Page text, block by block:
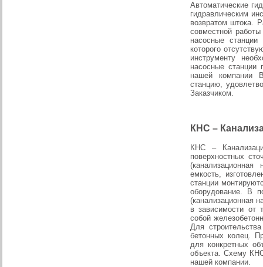
Автоматические
гидравлическим
возвратом штока.
совместной
насосные
которого
инструменту
насосные станции
нашей компании
станцию,
Заказчиком.
КНС –
КНС –
поверхностных
емкость,
станции
оборудование. В
(канализационная
в зависимости от
собой
Для
бетонных колец.
для конкретных
объекта. Схему
нашей компании.